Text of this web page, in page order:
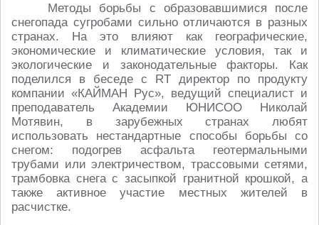
Методы борьбы с образовавшимися после
снегопада сугробами сильно отличаются в разных
странах. На это влияют как географические,
экономические и климатические условия, так и
экологические и законодательные факторы. Как
поделился в беседе с RT директор по продукту
компании «КАЙМАН Рус», ведущий специалист и
преподаватель Академии ЮНИСОО Николай
Мотявин, в зарубежных странах любят
использовать нестандартные способы борьбы со
снегом: подогрев асфальта геотермальными
трубами или электричеством, трассовыми сетями,
трамбовка снега с засыпкой гранитной крошкой, а
также активное участие местных жителей в
расчистке.